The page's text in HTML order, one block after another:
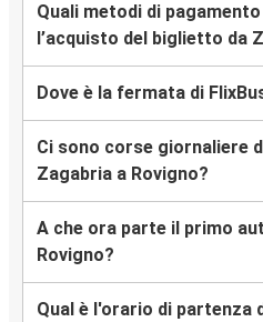
Quali metodi di
l’acquisto del biglietto da
Dove è la fermata di
Ci sono corse giornaliere
Zagabria a Rovigno?
A che ora parte il primo
Rovigno?
Qual è l'orario di partenza